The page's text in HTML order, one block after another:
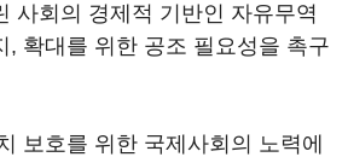
사회의 경제적 기반인 자유무역
, 확대를 위한 공조 필요성을 촉구
보호를 위한 국제사회의 노력에